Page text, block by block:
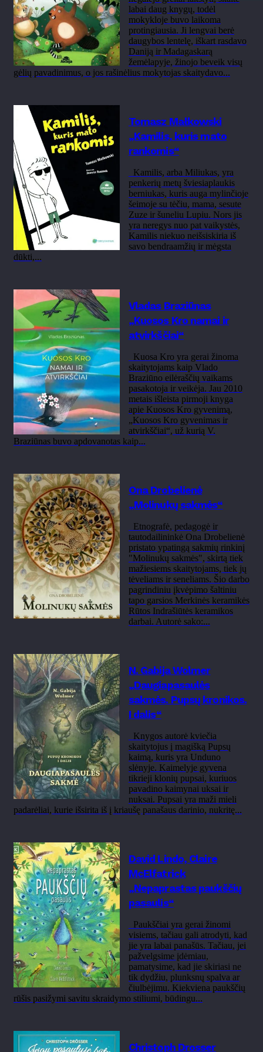
labai daug knygų, todėl
mokykloje buvo laikoma
protingiausia. Ji lengvai berė
daugybos lentelę, iškart rasdavo
Daniją ir Madagaskarą
žemėlapyje, žinojo beveik visų
gėlių pavadinimus, o jos rašinėlius mokytojas skaitydavo...
Tomasz Małkowski
„Kamilis, kuris mato
rankomis“
Kamilis, arba Miliukas, yra
penkerių metų šviesiaplaukis
berniukas, kuris auga mylinčioje
šeimoje su tėčiu, mama, sesute
Zuze ir šuneliu Lupiu. Nors jis
yra neregys nuo pat vaikystės,
Kamilis niekuo neišsiskiria iš
savo bendraamžių ir mėgsta
dūkti,...
Vladas Braziūnas
„Kuosos Kro namai ir
atvirkščiai“
Kuosa Kro yra gerai žinoma
skaitytojams kaip Vlado
Braziūno eilėraščių vaikams
pasakotoja ir veikėja. Jau 2010
metais išleista pirmoji knyga
apie Kuosos Kro gyvenimą,
„Kuosos Kro gyvenimas ir
atvirkščiai“, už kurią V.
Braziūnas buvo apdovanotas kaip...
Ona Drobelienė
„Molinukų sakmės“
Etnografė, pedagogė ir
tautodailininkė Ona Drobelienė
pristato ypatingą sakmių rinkinį
"Molinukų sakmės", skirtą tiek
mažiesiems skaitytojams, tiek jų
tėveliams ir seneliams. Šio darbo
pagrindiniu įkvėpimo šaltiniu
tapo garsios Merkinės keramikės
Rūtos Indrašiūtės keramikos
darbai. Autorė sako:...
N. Gabija Wolmer
„Daugiapasaulės
sakmės. Pupsų kronikos.
I dalis“
Knygos autorė kviečia
skaitytojus į magišką Pupsų
kaimą, kuris yra Unduno
slėnyje. Kaimelyje gyvena
tikrieji klonių pupsai, kuriuos
pavadino kaimynai uksai ir
nuksai. Pupsai yra maži mieli
padarėliai, kurie išsirita iš į kriaušę panašaus darinio, nukritę...
David Lindo, Claire
McElfatrick
„Nepaprastas paukščių
pasaulis“
Paukščiai yra gerai žinomi
visiems, tačiau gali atrodyti, kad
jie yra labai panašūs. Tačiau, jei
pažvelgsime įdėmiau,
pamatysime, kad jie skiriasi ne
tik dydžiu, plunksnų spalva ar
čiulbėjimu. Kiekviena paukščių
rūšis pasižymi savitu skraidymo stiliumi, būdingu...
Christoph Drosser